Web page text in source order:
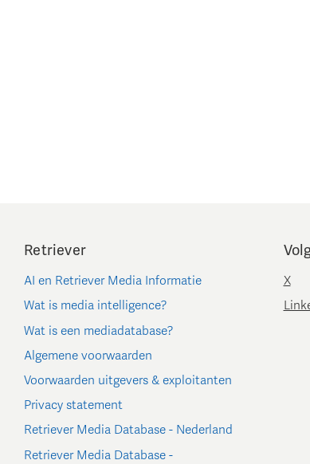
Retriever
AI en Retriever Media Informatie
Wat is media intelligence?
Wat is een mediadatabase?
Algemene voorwaarden
Voorwaarden uitgevers & exploitanten
Privacy statement
Retriever Media Database - Nederland
Retriever Media Database -
X